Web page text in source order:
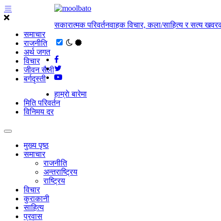
समाचार
राजनीति
अर्थ जगत
विचार
जीवन सैली
बर्गदृस्ती
सकारात्मक परिवर्तनवाहक विचार, कला/साहित्य र सत्य
हाम्राे बारेमा
मिति परिवर्तन
विनिमय दर
मुख्य पृष्ठ
समाचार
राजनीति
अन्तराष्ट्रिय
राष्ट्रिय
विचार
कुराकानी
साहित्य
प्रवास